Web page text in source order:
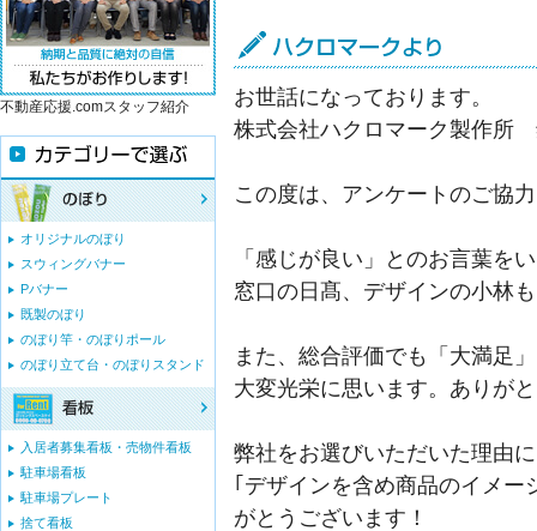
お世話になっております。
株式会社ハクロマーク製作所
この度は、アンケートのご協
「感じが良い」とのお言葉を
窓口の日髙、デザインの小林
また、総合評価でも「大満足
大変光栄に思います。ありが
弊社をお選びいただいた理由に
｢デザインを含め商品のイメ
がとうございます！
不動産応援.comスタッフ紹介
オリジナルのぼり
スウィングバナー
Pバナー
既製のぼり
のぼり竿・のぼりポール
のぼり立て台・のぼりスタンド
入居者募集看板・売物件看板
駐車場看板
駐車場プレート
捨て看板